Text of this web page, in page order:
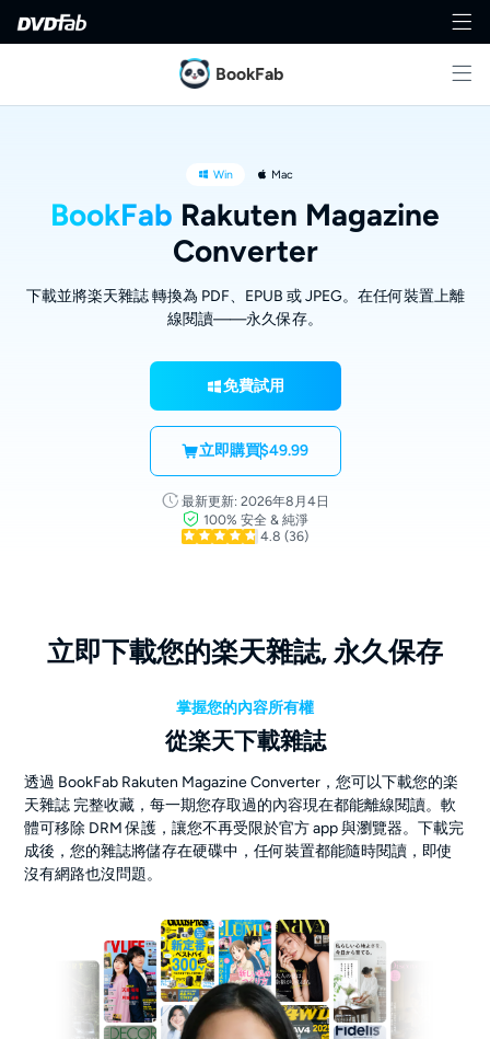
BookFab
Win Mac
BookFab Rakuten Magazine
Converter
下載並將楽天雜誌 轉換為 PDF、EPUB 或 JPEG。在任何裝置上離
線閱讀——永久保存。
免費試用
立即購買$49.99
最新更新: 2026年8月4日
100% 安全 & 純淨
4.8 (36)
立即下載您的楽天雜誌, 永久保存
掌握您的內容所有權
從楽天下載雜誌
透過 BookFab Rakuten Magazine Converter，您可以下載您的楽
天雜誌 完整收藏，每一期您存取過的內容現在都能離線閱讀。軟
體可移除 DRM 保護，讓您不再受限於官方 app 與瀏覽器。下載完
成後，您的雜誌將儲存在硬碟中，任何裝置都能隨時閱讀，即使
沒有網路也沒問題。